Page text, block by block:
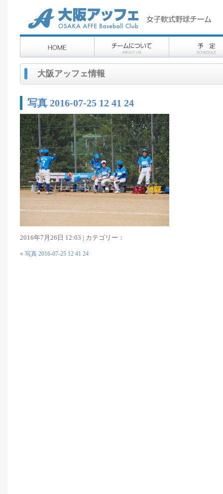
大阪アッフェ情報
写真 2016-07-25 12 41 24
2016年7月26日 12:03 | カテゴリー：
« 写真 2016-07-25 12 41 24